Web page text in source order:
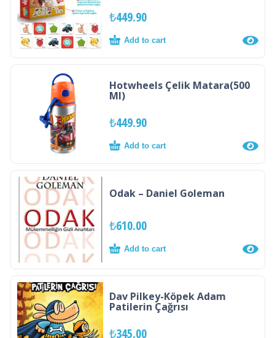
₺449.90
Add to cart
Hotwheels Çelik Matara(500
Ml)
₺449.90
Add to cart
Odak – Daniel Goleman
₺610.00
Add to cart
Dav Pilkey-Köpek Adam
Patilerin Çağrısı
₺345.00